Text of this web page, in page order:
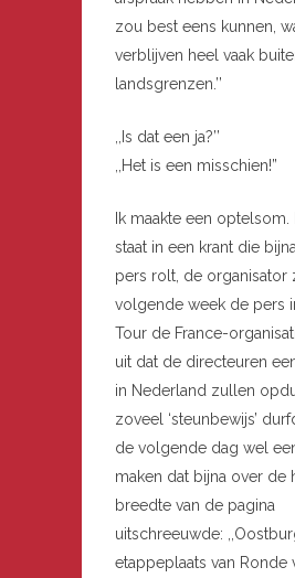
zou best eens kunnen,
verblijven heel vaak
landsgrenzen.’’
,,Is dat een ja?’’
,,Het is een misschien!”
Ik maakte een
staat in een krant die
pers rolt, de organisator
volgende week de pers
Tour de France-
uit dat de directeuren
in Nederland zullen
zoveel ‘steunbewijs’
de volgende dag wel
maken dat bijna over de
breedte van de pagina
uitschreeuwde:
etappeplaats van Ronde